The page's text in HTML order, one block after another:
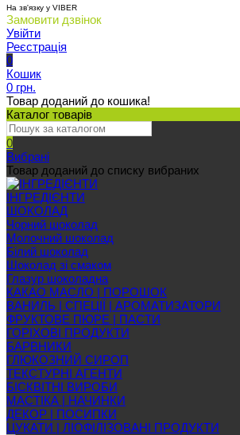
На зв'язку у VIBER
Замовити дзвінок
Увійти
Реєстрація
0
Кошик
0 грн.
Товар доданий до кошика!
Каталог товарів
0
Вибрані
Товар доданий до списку вибраних
ІНГРЕДІЄНТИ
ШОКОЛАД
Чорний шоколад
Молочний шоколад
Білий шоколад
Шоколад зі смаком
Глазур шоколадна
КАКАО МАСЛО | ПОРОШОК
ВАНИЛЬ | СПЕЦІЇ | АРОМАТИЗАТОРИ
ФРУКТОВЕ ПЮРЕ | ПАСТИ
ГОРІХОВІ ПРОДУКТИ
БАРВНИКИ
ГЛЮКОЗНИЙ СИРОП
ТЕКСТУРНІ АГЕНТИ
БІСКВІТНІ ВИРОБИ
МАСТІКА | НАЧИНКИ
ДЕКОР | ПОСИПКИ
ЦУКАТИ | ЛІОФІЛІЗОВАНІ ПРОДУКТИ